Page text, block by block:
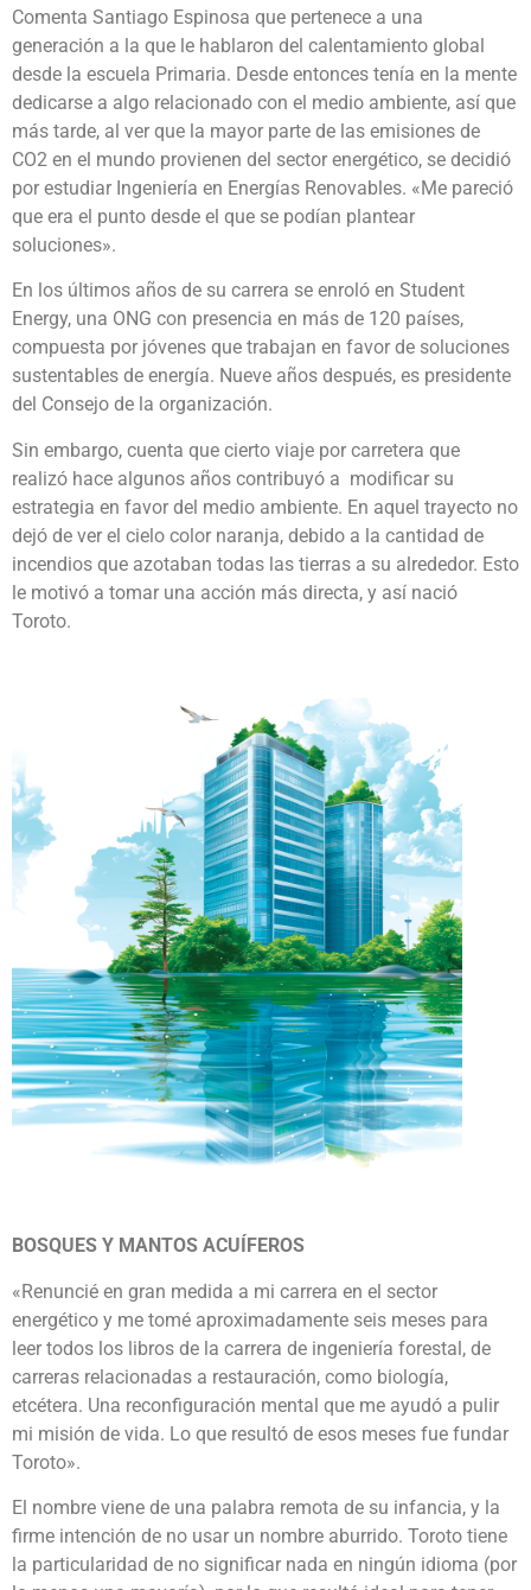
Comenta Santiago Espinosa que pertenece a una
generación a la que le hablaron del calentamiento global
desde la escuela Primaria. Desde entonces tenía en la mente
dedicarse a algo relacionado con el medio ambiente, así que
más tarde, al ver que la mayor parte de las emisiones de
CO2 en el mundo provienen del sector energético, se decidió
por estudiar Ingeniería en Energías Renovables. «Me pareció
que era el punto desde el que se podían plantear
soluciones».
En los últimos años de su carrera se enroló en Student
Energy, una ONG con presencia en más de 120 países,
compuesta por jóvenes que trabajan en favor de soluciones
sustentables de energía. Nueve años después, es presidente
del Consejo de la organización.
Sin embargo, cuenta que cierto viaje por carretera que
realizó hace algunos años contribuyó a modificar su
estrategia en favor del medio ambiente. En aquel trayecto no
dejó de ver el cielo color naranja, debido a la cantidad de
incendios que azotaban todas las tierras a su alrededor. Esto
le motivó a tomar una acción más directa, y así nació
Toroto.
BOSQUES Y MANTOS ACUÍFEROS
«Renuncié en gran medida a mi carrera en el sector
energético y me tomé aproximadamente seis meses para
leer todos los libros de la carrera de ingeniería forestal, de
carreras relacionadas a restauración, como biología,
etcétera. Una reconfiguración mental que me ayudó a pulir
mi misión de vida. Lo que resultó de esos meses fue fundar
Toroto».
El nombre viene de una palabra remota de su infancia, y la
firme intención de no usar un nombre aburrido. Toroto tiene
la particularidad de no significar nada en ningún idioma (por